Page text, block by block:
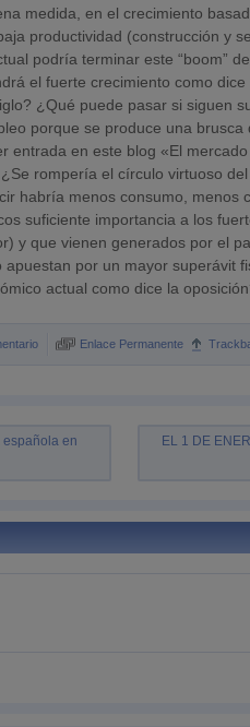
medida, en el crecimiento
productividad (construcción y
podría terminar este “boom”
el fuerte crecimiento como
¿Qué puede pasar si siguen
porque se produce una brusca
entrada en este blog «El
rompería el círculo virtuoso
habría menos consumo, menos
suficiente importancia a los
y que vienen generados por el
por un mayor superávit
actual como dice la
Enlace Permanente
en
EL 1 DE